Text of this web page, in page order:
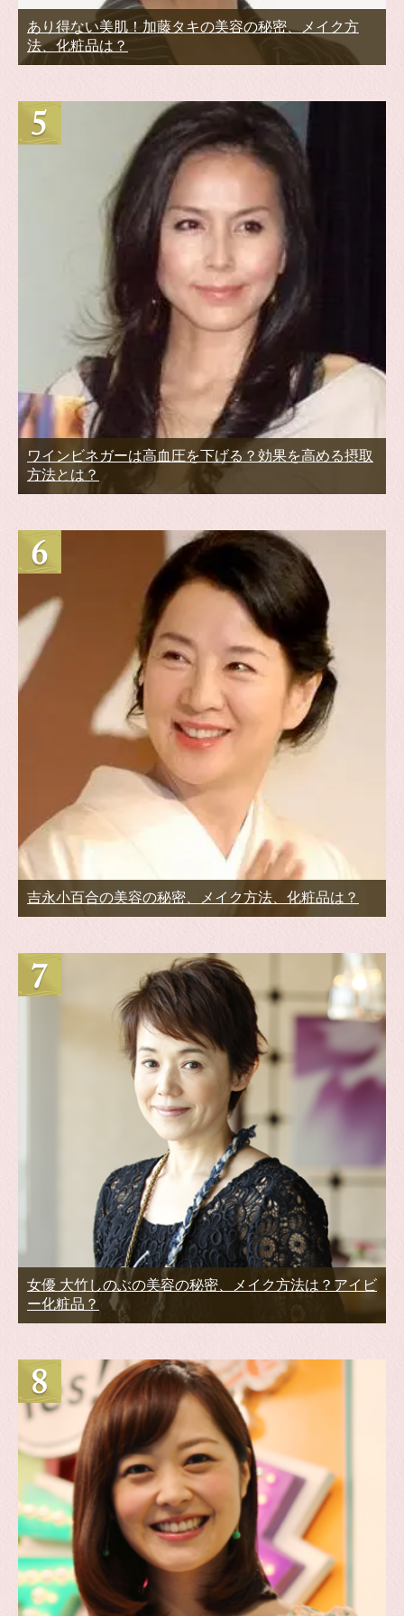
あり得ない美肌！加藤タキの美容の秘密、メイク方
法、化粧品は？
ワインビネガーは高血圧を下げる？効果を高める摂取
方法とは？
吉永小百合の美容の秘密、メイク方法、化粧品は？
女優 大竹しのぶの美容の秘密、メイク方法は？アイビ
ー化粧品？